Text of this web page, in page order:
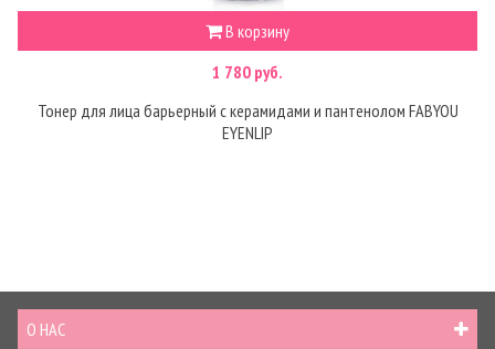
В корзину
1 780 руб.
Тонер для лица барьерный с керамидами и пантенолом FABYOU
EYENLIP
О НАС